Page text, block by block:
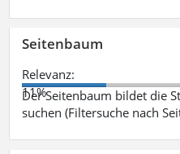
Seitenbaum
Relevanz:
11%
Der Seitenbaum bildet die
suchen (Filtersuche nach